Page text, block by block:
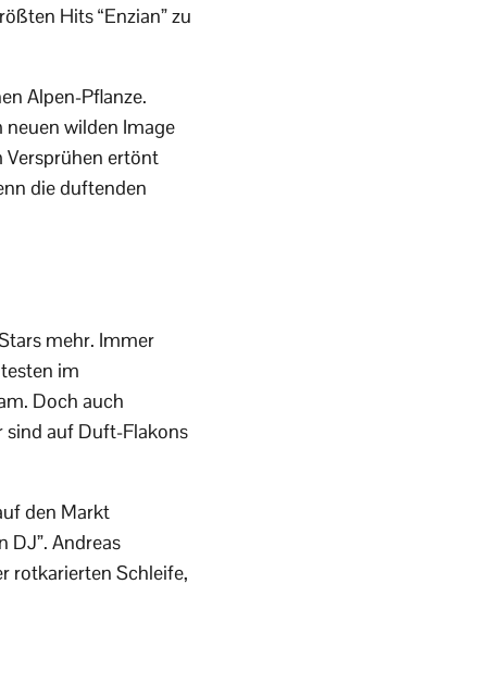
Hits “Enzian” zu
Alpen-Pflanze.
wilden Image
Versprühen ertönt
die duftenden
mehr. Immer
im
Doch auch
sind auf Duft-Flakons
den Markt
DJ”. Andreas
rotkarierten Schleife,